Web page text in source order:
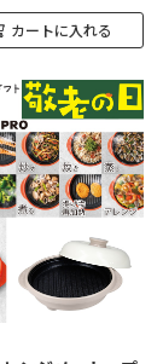
カートに入れる